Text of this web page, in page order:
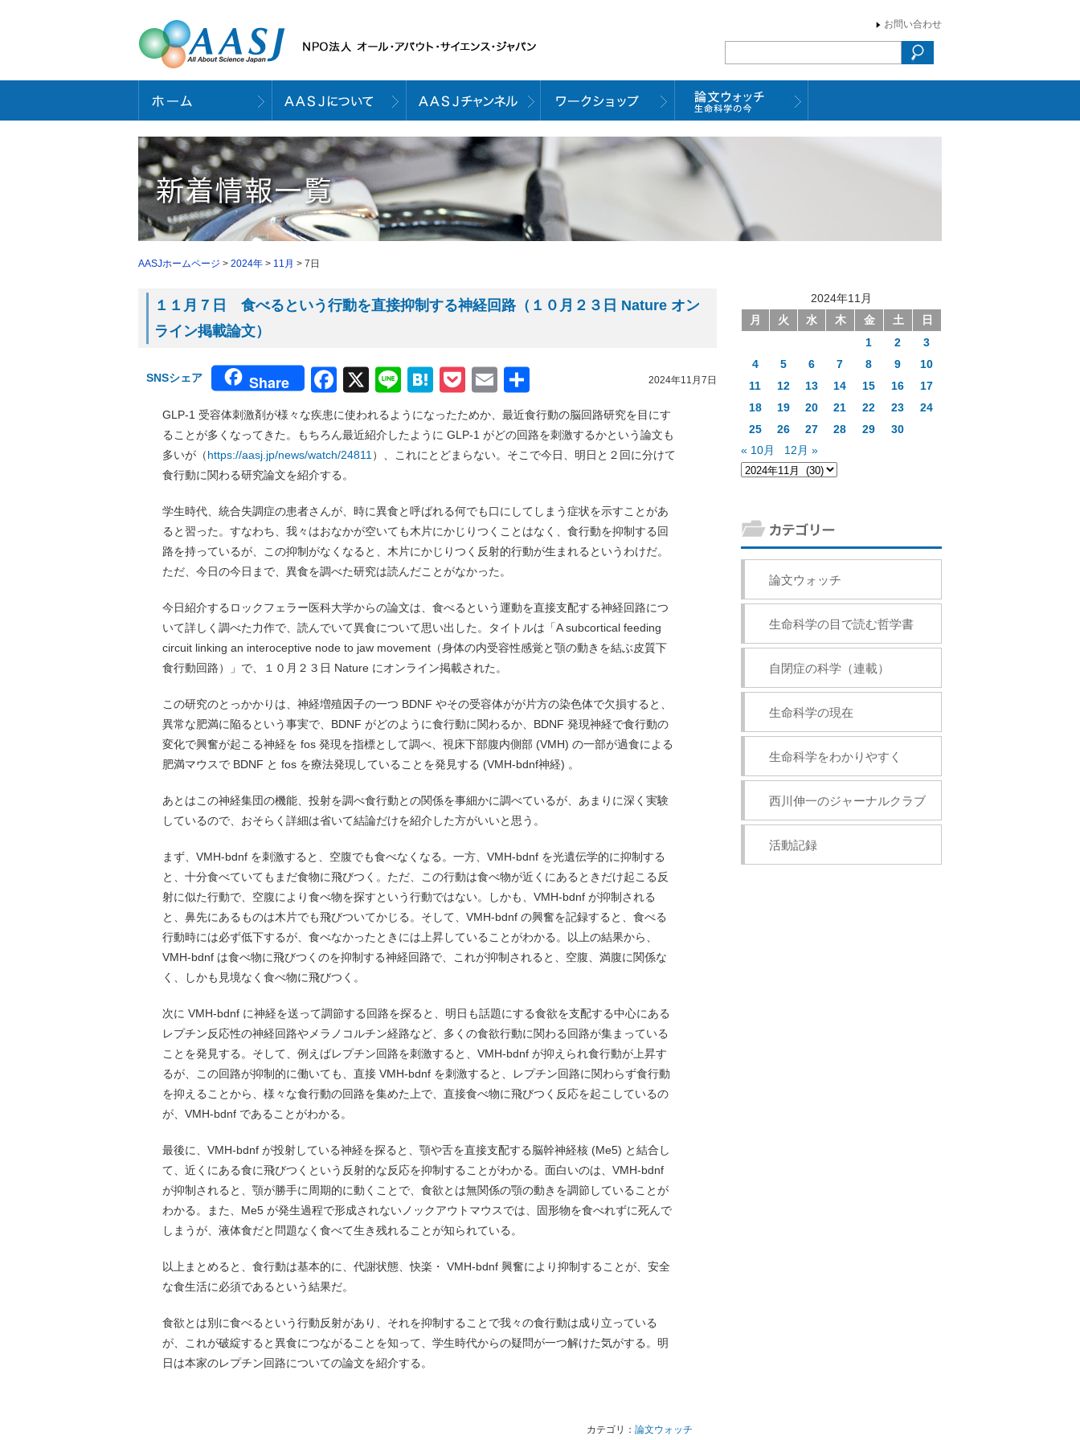
お問い合わせ
AASJホームページ > 2024年 > 11月 > 7日
１１月７日 食べるという行動を直接抑制する神経回路（１０月２３日 Nature オン
ライン掲載論文）
2024年11月7日
SNSシェア Share Facebook
X LineHatena
Pocket
Email
有
GLP-1 受容体刺激剤が様々な疾患に使われるようになったためか、最近食行動の脳回路研究を目にす
ることが多くなってきた。もちろん最近紹介したように GLP-1 がどの回路を刺激するかという論文も
多いが（https://aasj.jp/news/watch/24811 ）、これにとどまらない。そこで今日、明日と２回に分けて
食行動に関わる研究論文を紹介する。
学生時代、統合失調症の患者さんが、時に異食と呼ばれる何でも口にしてしまう症状を示すことがあ
ると習った。すなわち、我々はおなかが空いても木片にかじりつくことはなく、食行動を抑制する回
路を持っているが、この抑制がなくなると、木片にかじりつく反射的行動が生まれるというわけだ。
ただ、今日の今日まで、異食を調べた研究は読んだことがなかった。
今日紹介するロックフェラー医科大学からの論文は、食べるという運動を直接支配する神経回路につ
いて詳しく調べた力作で、読んでいて異食について思い出した。タイトルは「A subcortical feeding
circuit linking an interoceptive node to jaw movement（身体の内受容性感覚と顎の動きを結ぶ皮質下
食行動回路）」で、１０月２３日 Nature にオンライン掲載された。
この研究のとっかかりは、神経増殖因子の一つ BDNF やその受容体がが片方の染色体で欠損すると、
異常な肥満に陥るという事実で、BDNF がどのように食行動に関わるか、BDNF 発現神経で食行動の
変化で興奮が起こる神経を fos 発現を指標として調べ、視床下部腹内側部 (VMH) の一部が過食による
肥満マウスで BDNF と fos を療法発現していることを発見する (VMH-bdnf神経) 。
あとはこの神経集団の機能、投射を調べ食行動との関係を事細かに調べているが、あまりに深く実験
しているので、おそらく詳細は省いて結論だけを紹介した方がいいと思う。
まず、VMH-bdnf を刺激すると、空腹でも食べなくなる。一方、VMH-bdnf を光遺伝学的に抑制する
と、十分食べていてもまだ食物に飛びつく。ただ、この行動は食べ物が近くにあるときだけ起こる反
射に似た行動で、空腹により食べ物を探すという行動ではない。しかも、VMH-bdnf が抑制される
と、鼻先にあるものは木片でも飛びついてかじる。そして、VMH-bdnf の興奮を記録すると、食べる
行動時には必ず低下するが、食べなかったときには上昇していることがわかる。以上の結果から、
VMH-bdnf は食べ物に飛びつくのを抑制する神経回路で、これが抑制されると、空腹、満腹に関係な
く、しかも見境なく食べ物に飛びつく。
次に VMH-bdnf に神経を送って調節する回路を探ると、明日も話題にする食欲を支配する中心にある
レプチン反応性の神経回路やメラノコルチン経路など、多くの食欲行動に関わる回路が集まっている
ことを発見する。そして、例えばレプチン回路を刺激すると、VMH-bdnf が抑えられ食行動が上昇す
るが、この回路が抑制的に働いても、直接 VMH-bdnf を刺激すると、レプチン回路に関わらず食行動
を抑えることから、様々な食行動の回路を集めた上で、直接食べ物に飛びつく反応を起こしているの
が、VMH-bdnf であることがわかる。
最後に、VMH-bdnf が投射している神経を探ると、顎や舌を直接支配する脳幹神経核 (Me5) と結合し
て、近くにある食に飛びつくという反射的な反応を抑制することがわかる。面白いのは、VMH-bdnf
が抑制されると、顎が勝手に周期的に動くことで、食欲とは無関係の顎の動きを調節していることが
わかる。また、Me5 が発生過程で形成されないノックアウトマウスでは、固形物を食べれずに死んで
しまうが、液体食だと問題なく食べて生き残れることが知られている。
以上まとめると、食行動は基本的に、代謝状態、快楽・ VMH-bdnf 興奮により抑制することが、安全
な食生活に必須であるという結果だ。
食欲とは別に食べるという行動反射があり、それを抑制することで我々の食行動は成り立っている
が、これが破綻すると異食につながることを知って、学生時代からの疑問が一つ解けた気がする。明
日は本家のレプチン回路についての論文を紹介する。
カテゴリ： 論文ウォッチ
2024年11月
月
火 水 木 金 土
日
1
2
3
4
5 6 7 8 9
10
11
12 13 14 15 16
17
18
19 20 21 22 23
24
25
26 27 28 29
30
« 10月
12月 »
論文ウォッチ
生命科学の目で読む哲学書
自閉症の科学（連載）
生命科学の現在
生命科学をわかりやすく
西川伸一のジャーナルクラブ
活動記録